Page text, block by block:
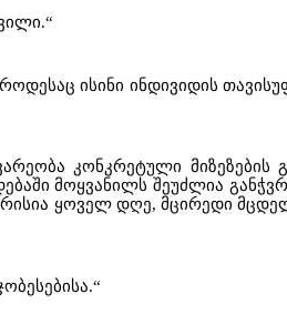
ისინი ინდივიდის
კონკრეტული მიზეზების
მოყვანილს შეუძლია
ყოველ დღე, მცირედი